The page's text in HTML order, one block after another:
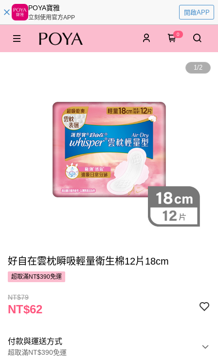
POYA寶雅
立刻使用官方APP
開啟APP
0
1/2
好自在雲枕瞬吸輕量衛生棉12片18cm
超取滿NT$390免運
NT$79
NT$62
付款與運送方式
超取滿NT$390免運